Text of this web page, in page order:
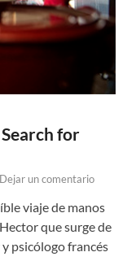
for
Dejar un comentario
viaje de manos
que surge de
psicólogo francés